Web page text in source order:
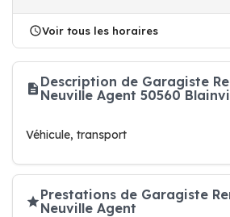
Voir tous les horaires
Description de Garagiste
Neuville Agent 50560
Véhicule, transport
Prestations de Garagiste
Neuville Agent